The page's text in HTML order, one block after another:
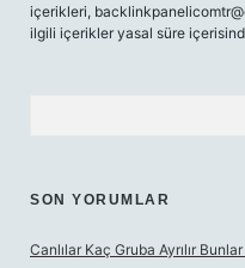
içerikleri,
ilgili içerikler yasal süre
SON YORUMLAR
Canlılar Kaç Gruba Ayrılır